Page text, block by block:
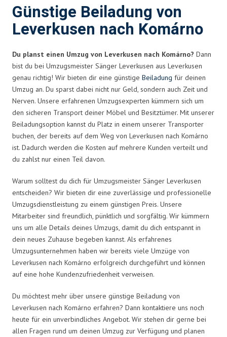
Günstige Beiladung von
Leverkusen nach Komárno
Du planst einen Umzug von Leverkusen nach Komárno? Dann
bist du bei Umzugsmeister Sänger Leverkusen aus Leverkusen
genau richtig! Wir bieten dir eine günstige Beiladung für deinen
Umzug an. Du sparst dabei nicht nur Geld, sondern auch Zeit und
Nerven. Unsere erfahrenen Umzugsexperten kümmern sich um
den sicheren Transport deiner Möbel und Besitztümer. Mit unserer
Beiladungsoption kannst du Platz in einem unserer Transporter
buchen, der bereits auf dem Weg von Leverkusen nach Komárno
ist. Dadurch werden die Kosten auf mehrere Kunden verteilt und
du zahlst nur einen Teil davon.
Warum solltest du dich für Umzugsmeister Sänger Leverkusen
entscheiden? Wir bieten dir eine zuverlässige und professionelle
Umzugsdienstleistung zu einem günstigen Preis. Unsere
Mitarbeiter sind freundlich, pünktlich und sorgfältig. Wir kümmern
uns um alle Details deines Umzugs, damit du dich entspannt in
dein neues Zuhause begeben kannst. Als erfahrenes
Umzugsunternehmen haben wir bereits viele Umzüge von
Leverkusen nach Komárno erfolgreich durchgeführt und können
auf eine hohe Kundenzufriedenheit verweisen.
Du möchtest mehr über unsere günstige Beiladung von
Leverkusen nach Komárno erfahren? Dann kontaktiere uns noch
heute für ein unverbindliches Angebot. Wir stehen dir gerne bei
allen Fragen rund um deinen Umzug zur Verfügung und planen